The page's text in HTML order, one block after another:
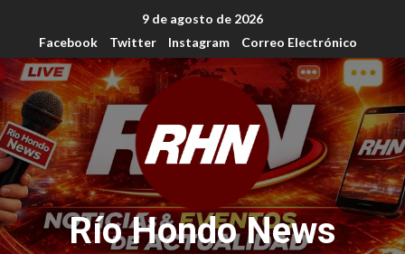
9 de agosto de 2026
Facebook
Twitter Instagram Correo Electrónico
Río Hondo News